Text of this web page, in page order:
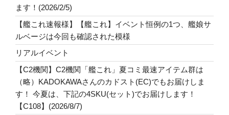
ます！(2026/2/5)
【艦これ速報様】【艦これ】イベント恒例の1つ、艦娘サ
ルベージは今回も確認された模様
リアルイベント
【C2機関】C2機関「艦これ」夏コミ最速アイテム群は
（略）KADOKAWAさんのカドスト(EC)でもお届けしま
す！ 今夏は、下記の4SKU(セット)でお届けします！
【C108】(2026/8/7)